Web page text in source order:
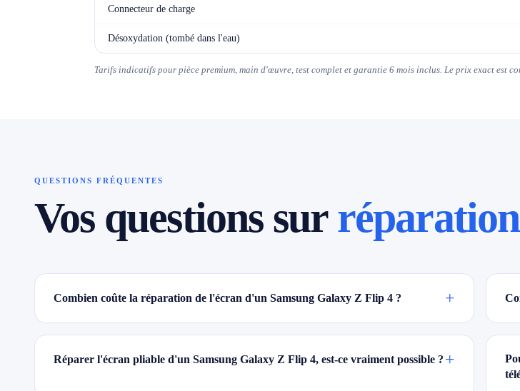
Connecteur de charge
Désoxydation (tombé dans l'eau)
Tarifs indicatifs pour pièce premium, main d'œuvre, test complet et garantie 6 mois inclus. Le prix exact est
QUESTIONS FRÉQUENTES
Vos questions sur
Combien coûte la réparation de l'écran d'un Samsung Galaxy Z Flip 4 ? +
Réparer l'écran pliable d'un Samsung Galaxy Z Flip 4, est-ce vraiment possible ? +